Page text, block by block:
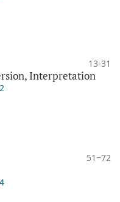
13-31
Interpretation
51‒72